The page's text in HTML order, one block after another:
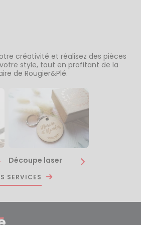
créativité et réalisez des pièces
style, tout en profitant de la
de Rougier&Plé.
Découpe laser
SERVICES